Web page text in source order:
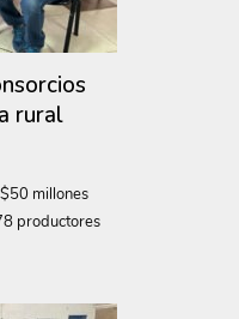
rural
millones
productores